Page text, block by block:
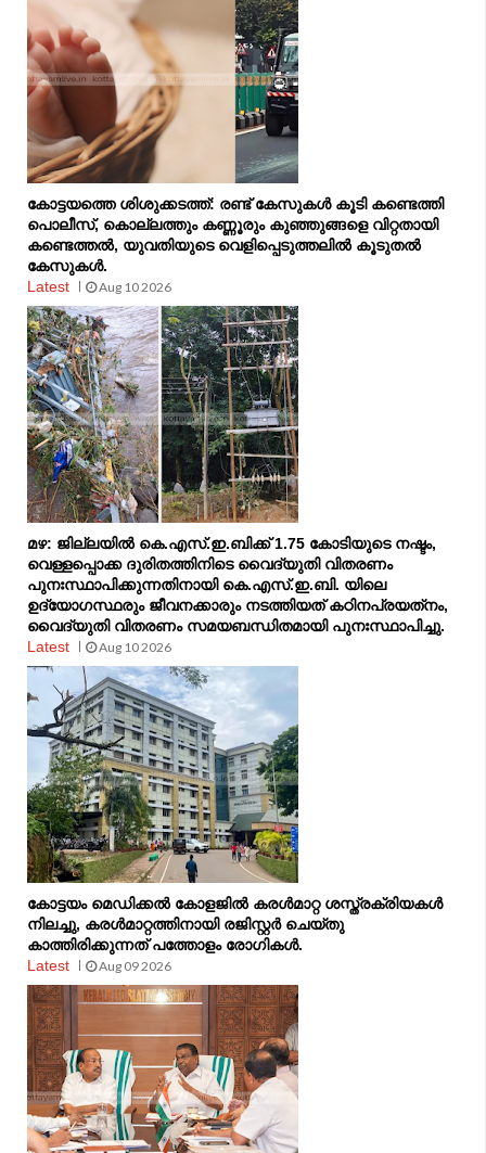
കോട്ടയത്തെ ശിശുക്കടത്ത്: രണ്ട് കേസുകള്‍ കൂടി കണ്ടെത്തി
പൊലീസ്, കൊല്ലത്തും കണ്ണൂരും കുഞ്ഞുങ്ങളെ വിറ്റതായി
കണ്ടെത്തല്‍, യുവതിയുടെ വെളിപ്പെടുത്തലിൽ കൂടുതൽ
കേസുകൾ.
Latest
Aug 10 2026
മഴ: ജില്ലയില്‍ കെ.എസ്.ഇ.ബിക്ക് 1.75 കോടിയുടെ നഷ്ടം,
വെള്ളപ്പൊക്ക ദുരിതത്തിനിടെ വൈദ്യുതി വിതരണം
പുനഃസ്ഥാപിക്കുന്നതിനായി കെ.എസ്.ഇ.ബി. യിലെ
ഉദ്യോഗസ്ഥരും ജീവനക്കാരും നടത്തിയത് കഠിനപ്രയത്‌നം,
വൈദ്യുതി വിതരണം സമയബന്ധിതമായി പുനഃസ്ഥാപിച്ചു.
Latest
Aug 10 2026
കോട്ടയം മെഡിക്കൽ കോളജിൽ കരൾമാറ്റ ശസ്ത്രക്രിയകൾ
നിലച്ചു, കരൾമാറ്റത്തിനായി രജിസ്റ്റർ ചെയ്തു
കാത്തിരിക്കുന്നത് പത്തോളം രോഗികൾ.
Latest
Aug 09 2026